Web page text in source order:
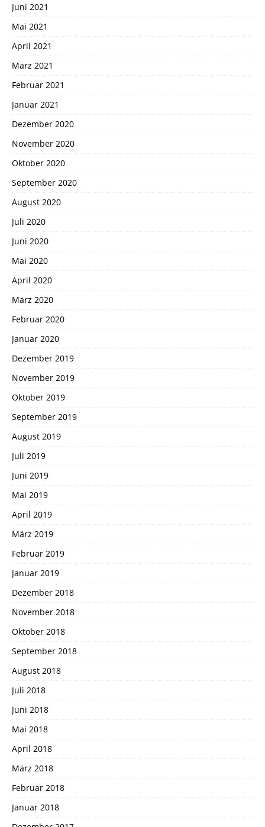
Juni 2021
Mai 2021
April 2021
März 2021
Februar 2021
Januar 2021
Dezember 2020
November 2020
Oktober 2020
September 2020
August 2020
Juli 2020
Juni 2020
Mai 2020
April 2020
März 2020
Februar 2020
Januar 2020
Dezember 2019
November 2019
Oktober 2019
September 2019
August 2019
Juli 2019
Juni 2019
Mai 2019
April 2019
März 2019
Februar 2019
Januar 2019
Dezember 2018
November 2018
Oktober 2018
September 2018
August 2018
Juli 2018
Juni 2018
Mai 2018
April 2018
März 2018
Februar 2018
Januar 2018